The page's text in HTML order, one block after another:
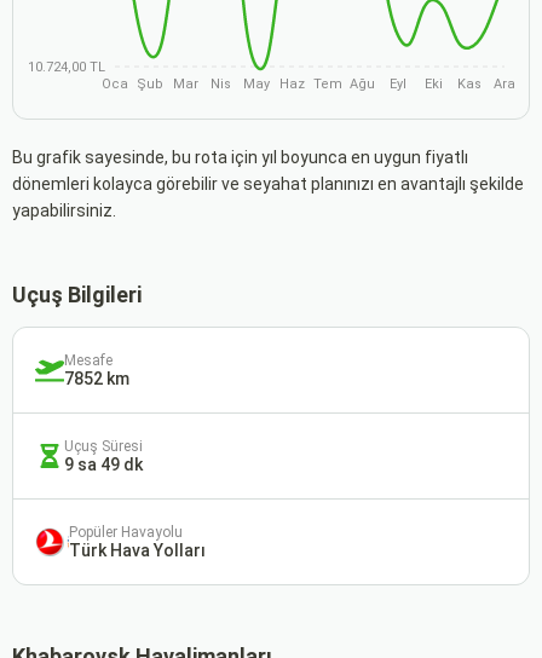
10.724,00 TL
Oca
Şub Mar Nis May Haz Tem Ağu Eyl Eki Kas Ara
Bu grafik sayesinde, bu rota için yıl boyunca en uygun fiyatlı
dönemleri kolayca görebilir ve seyahat planınızı en avantajlı şekilde
yapabilirsiniz.
Uçuş Bilgileri
Mesafe
7852 km
Uçuş Süresi
9 sa 49 dk
Popüler Havayolu
Türk Hava Yolları